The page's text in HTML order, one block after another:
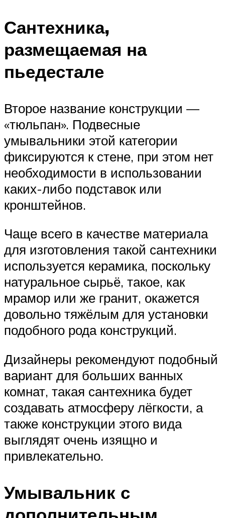
Сантехника,
размещаемая на
пьедестале
Второе название конструкции —
«тюльпан». Подвесные
умывальники этой категории
фиксируются к стене, при этом нет
необходимости в использовании
каких-либо подставок или
кронштейнов.
Чаще всего в качестве материала
для изготовления такой сантехники
используется керамика, поскольку
натуральное сырьё, такое, как
мрамор или же гранит, окажется
довольно тяжёлым для установки
подобного рода конструкций.
Дизайнеры рекомендуют подобный
вариант для больших ванных
комнат, такая сантехника будет
создавать атмосферу лёгкости, а
также конструкции этого вида
выглядят очень изящно и
привлекательно.
Умывальник с